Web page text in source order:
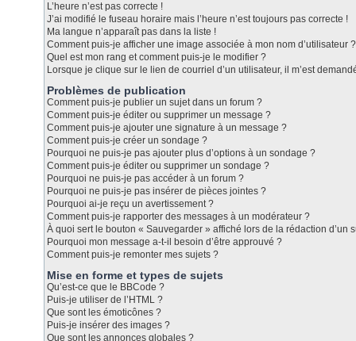
L’heure n’est pas correcte !
J’ai modifié le fuseau horaire mais l’heure n’est toujours pas correcte !
Ma langue n’apparaît pas dans la liste !
Comment puis-je afficher une image associée à mon nom d’utilisateur ?
Quel est mon rang et comment puis-je le modifier ?
Lorsque je clique sur le lien de courriel d’un utilisateur, il m’est
Problèmes de publication
Comment puis-je publier un sujet dans un forum ?
Comment puis-je éditer ou supprimer un message ?
Comment puis-je ajouter une signature à un message ?
Comment puis-je créer un sondage ?
Pourquoi ne puis-je pas ajouter plus d’options à un sondage ?
Comment puis-je éditer ou supprimer un sondage ?
Pourquoi ne puis-je pas accéder à un forum ?
Pourquoi ne puis-je pas insérer de pièces jointes ?
Pourquoi ai-je reçu un avertissement ?
Comment puis-je rapporter des messages à un modérateur ?
À quoi sert le bouton « Sauvegarder » affiché lors de la rédaction d’un
Pourquoi mon message a-t-il besoin d’être approuvé ?
Comment puis-je remonter mes sujets ?
Mise en forme et types de sujets
Qu’est-ce que le BBCode ?
Puis-je utiliser de l’HTML ?
Que sont les émoticônes ?
Puis-je insérer des images ?
Que sont les annonces globales ?